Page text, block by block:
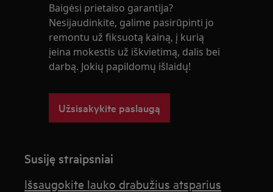
Baigėsi prietaiso garantija?
Nesijaudinkite, galime pasirūpinti jo
remontu už fiksuotą kainą, į kurią
įeina mokestis už iškvietimą, dalis bei
darbą. Jokių papildomų išlaidų!
Užsisakykite paslaugą
Susiję straipsniai
Išsaugokite lauko drabužius atsparius